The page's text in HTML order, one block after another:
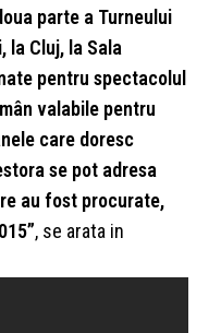
parte a Turneului
la Cluj, la Sala
pentru spectacolul
valabile pentru
care doresc
se pot adresa
au fost procurate,
, se arata in